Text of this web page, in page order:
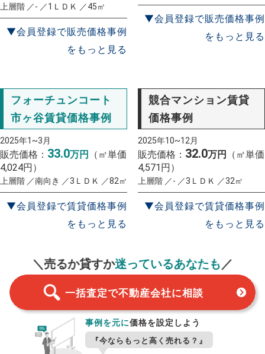
上層階 ／- ／1ＬＤＫ ／45㎡
▼会員登録で販売価格事例
をもっと見る
▼会員登録で販売価格事例
をもっと見る
フォーチュンコート
市ヶ谷賃貸価格事例
2025年1~3月
販売価格： 33.0万円
（㎡単価
4,024円）
上層階 ／南向き ／3ＬＤＫ ／82㎡
▼会員登録で賃貸価格事例
をもっと見る
競合マンション賃貸
価格事例
2025年10~12月
販売価格： 32.0万円
（㎡単価
4,571円）
上層階 ／- ／3ＬＤＫ ／32㎡
▼会員登録で賃貸価格事例
をもっと見る
＼売るか貸すか迷っているあなたも／
一括査定で不動産会社に相談
事例を元に価格を設定しよう
『今ならもっと高く売れる？』